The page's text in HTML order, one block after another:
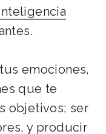
emociones,
que te
objetivos; ser
y producir